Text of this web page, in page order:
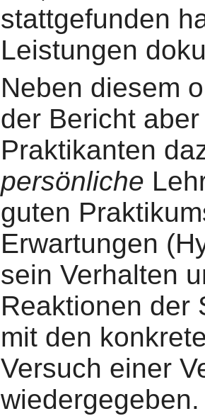
stattgefunden
Leistungen
Neben diesem
der Bericht
Praktikanten
persönliche
guten
Erwartungen
sein Verhalten
Reaktionen der
mit den
Versuch einer
wiedergegeben.